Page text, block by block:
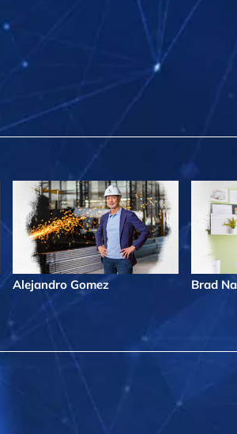
Alejandro Gomez Brad